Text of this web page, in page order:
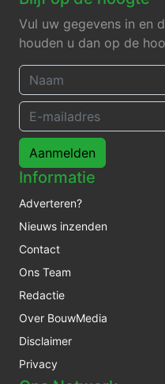
Vul uw gegevens in en
houden u dan op de
Aanmelden
Informatie
Adverteren?
Nieuws inzenden
Contact
Ons Team
Redactie
Over BouwMedia
Disclaimer
Privacy